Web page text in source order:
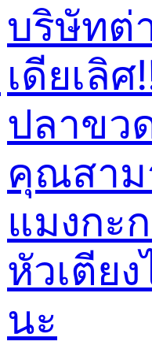
บริษัทต่
เดียเลิ
ปลาขว
คุณสาม
แมงกะ
หัวเตีย
นะ